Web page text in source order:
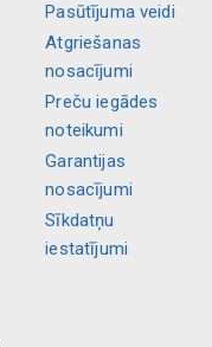
Pasūtījuma veidi
Atgriešanas
nosacījumi
Preču iegādes
noteikumi
Garantijas
nosacījumi
Sīkdatņu
iestatījumi